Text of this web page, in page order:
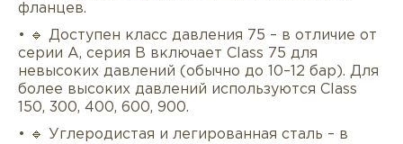
фланцев.
• 🔹 Доступен класс давления 75 – в отличие от
серии A, серия B включает Class 75 для
невысоких давлений (обычно до 10–12 бар). Для
более высоких давлений используются Class
150, 300, 400, 600, 900.
• 🔹 Углеродистая и легированная сталь – в